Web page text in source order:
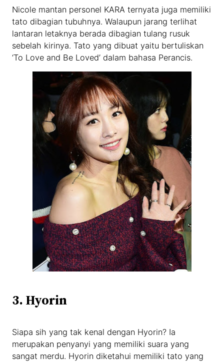
Nicole mantan personel KARA ternyata juga memiliki
tato dibagian tubuhnya. Walaupun jarang terlihat
lantaran letaknya berada dibagian tulang rusuk
sebelah kirinya. Tato yang dibuat yaitu bertuliskan
‘To Love and Be Loved’ dalam bahasa Perancis.
3. Hyorin
Siapa sih yang tak kenal dengan Hyorin? Ia
merupakan penyanyi yang memiliki suara yang
sangat merdu. Hyorin diketahui memiliki tato yang